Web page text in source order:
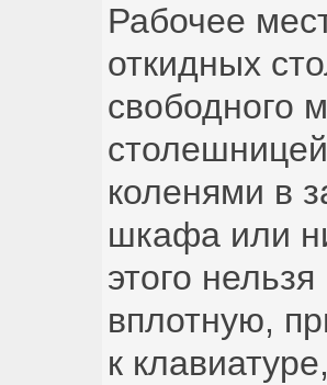
Рабочее
откидных
свободного
коленями в
шкафа или
этого
вплотную,
к